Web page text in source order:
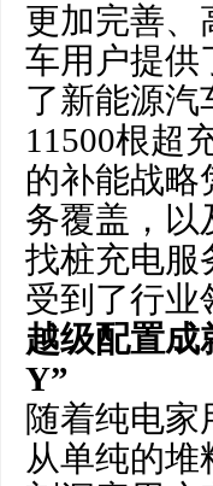
更加完善、
车用户提供
了新能源汽
11500根超
的补能战略
务覆盖，以
找桩充电服
受到了行业
越级配置成
Y”
随着纯电家
从单纯的